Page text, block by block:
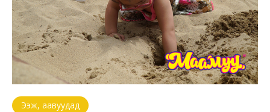
Ээж, аавуудад